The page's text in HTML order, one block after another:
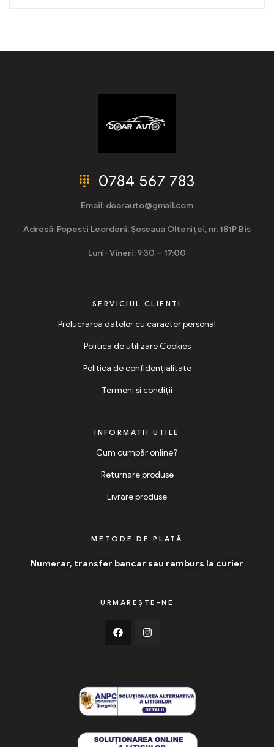
0784 567 783
Email: doarauto@gmail.com
Adresă: Popești Leordeni, Șoseaua Olteniței, nr. 181P Bis
Luni- Vineri: 9:30 – 17:00
SERVICIUL CLIENTI
Prelucrarea datelor cu caracter personal
Politica de utilizare Cookies
Politica de confidențialitate
Termeni și condiții
INFORMATII UTILE
Cum cumpăr online?
Returnare produse
Livrare produse
METODE DE PLATĂ
Numerar, transfer bancar sau ramburs la curier
URMĂREȘTE-NE